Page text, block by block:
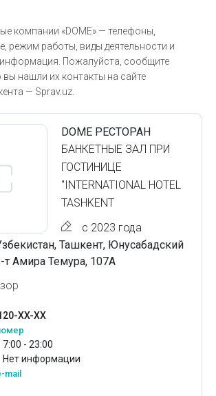
компании «DOME» — телефоны,
режим работы, виды деятельности и
информация. Пожалуйста, сообщите
вы нашли их контакты на сайте
— Sprav.uz.
DOME РЕСТОРАН
БАНКЕТНЫЕ ЗАЛ ПРИ
ГОСТИНИЦЕ
"INTERNATIONAL HOTEL
TASHKENT
с 2023 года
Ташкент, Юнусабадский
т Амира Темура, 107А
XX-XX
7:00 - 23:00
Нет информации
mail